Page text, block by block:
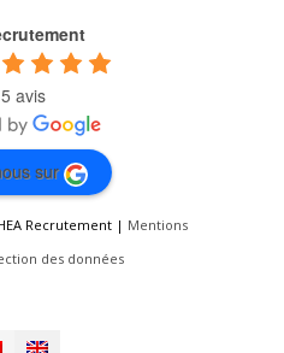
avis
sur
Recrutement | Mentions
des données